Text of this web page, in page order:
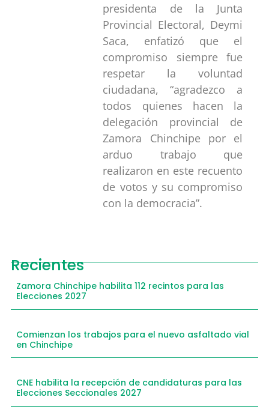
presidenta de la Junta
Provincial Electoral, Deymi
Saca, enfatizó que el
compromiso siempre fue
respetar la voluntad
ciudadana, “agradezco a
todos quienes hacen la
delegación provincial de
Zamora Chinchipe por el
arduo trabajo que
realizaron en este recuento
de votos y su compromiso
con la democracia”.
Recientes
Zamora Chinchipe habilita 112 recintos para las
Elecciones 2027
Comienzan los trabajos para el nuevo asfaltado vial
en Chinchipe
CNE habilita la recepción de candidaturas para las
Elecciones Seccionales 2027